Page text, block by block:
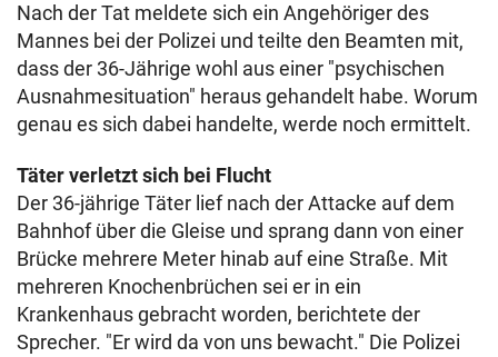
Nach der Tat meldete sich ein Angehöriger des
Mannes bei der Polizei und teilte den Beamten mit,
dass der 36-Jährige wohl aus einer "psychischen
Ausnahmesituation" heraus gehandelt habe. Worum
genau es sich dabei handelte, werde noch ermittelt.
Täter verletzt sich bei Flucht
Der 36-jährige Täter lief nach der Attacke auf dem
Bahnhof über die Gleise und sprang dann von einer
Brücke mehrere Meter hinab auf eine Straße. Mit
mehreren Knochenbrüchen sei er in ein
Krankenhaus gebracht worden, berichtete der
Sprecher. "Er wird da von uns bewacht." Die Polizei